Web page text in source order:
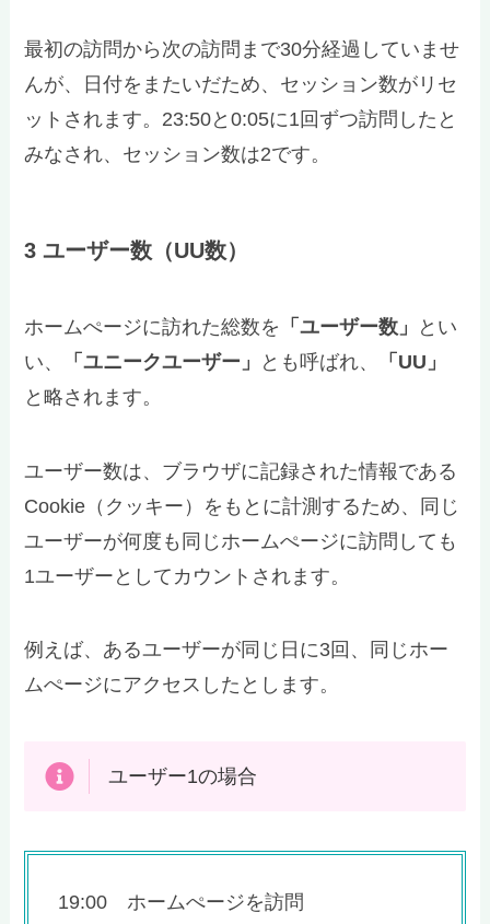
最初の訪問から次の訪問まで30分経過していませ
んが、日付をまたいだため、セッション数がリセ
ットされます。23:50と0:05に1回ずつ訪問したと
みなされ、セッション数は2です。
3 ユーザー数（UU数）
ホームぺージに訪れた総数を 「ユーザー数」
とい
い、
「ユニークユーザー」 とも呼ばれ、
「UU」
と略されます。
ユーザー数は、ブラウザに記録された情報である
Cookie（クッキー）をもとに計測するため、同じ
ユーザーが何度も同じホームぺージに訪問しても
1ユーザーとしてカウントされます。
例えば、あるユーザーが同じ日に3回、同じホー
ムぺージにアクセスしたとします。
ユーザー1の場合
19:00 ホームぺージを訪問